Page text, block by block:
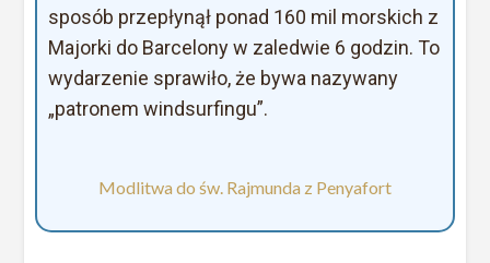
sposób przepłynął ponad 160 mil morskich z
Majorki do Barcelony w zaledwie 6 godzin. To
wydarzenie sprawiło, że bywa nazywany
„patronem windsurfingu”.
Modlitwa do św. Rajmunda z Penyafort